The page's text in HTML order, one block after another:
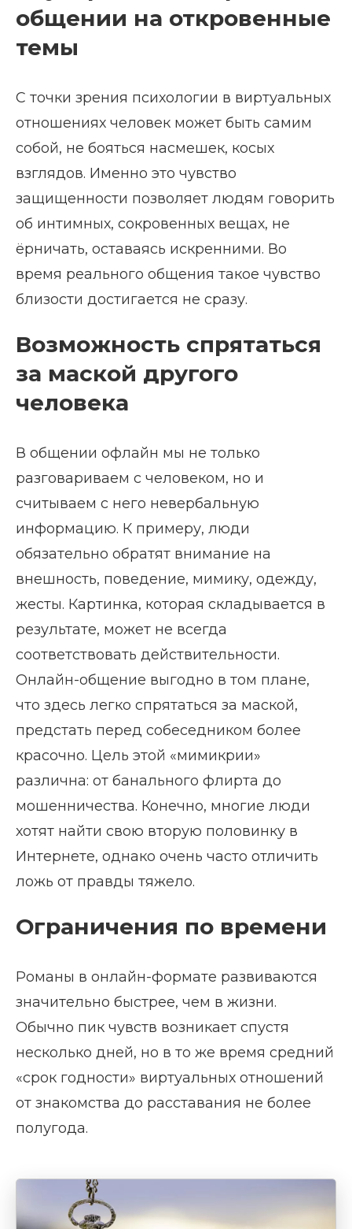
общении на откровенные
темы
С точки зрения психологии в виртуальных
отношениях человек может быть самим
собой, не бояться насмешек, косых
взглядов. Именно это чувство
защищенности позволяет людям говорить
об интимных, сокровенных вещах, не
ёрничать, оставаясь искренними. Во
время реального общения такое чувство
близости достигается не сразу.
Возможность спрятаться
за маской другого
человека
В общении офлайн мы не только
разговариваем с человеком, но и
считываем с него невербальную
информацию. К примеру, люди
обязательно обратят внимание на
внешность, поведение, мимику, одежду,
жесты. Картинка, которая складывается в
результате, может не всегда
соответствовать действительности.
Онлайн-общение выгодно в том плане,
что здесь легко спрятаться за маской,
предстать перед собеседником более
красочно. Цель этой «мимикрии»
различна: от банального флирта до
мошенничества. Конечно, многие люди
хотят найти свою вторую половинку в
Интернете, однако очень часто отличить
ложь от правды тяжело.
Ограничения по времени
Романы в онлайн-формате развиваются
значительно быстрее, чем в жизни.
Обычно пик чувств возникает спустя
несколько дней, но в то же время средний
«срок годности» виртуальных отношений
от знакомства до расставания не более
полугода.